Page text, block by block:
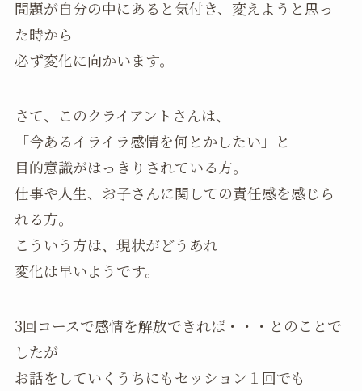
問題が自分の中にあると気付き、変えようと思っ
た時から
必ず変化に向かいます。
さて、このクライアントさんは、
「今あるイライラ感情を何とかしたい」と
目的意識がはっきりされている方。
仕事や人生、お子さんに関しての責任感を感じら
れる方。
こういう方は、現状がどうあれ
変化は早いようです。
3回コースで感情を解放できれば・・・とのことで
したが
お話をしていくうちにもセッション１回でも